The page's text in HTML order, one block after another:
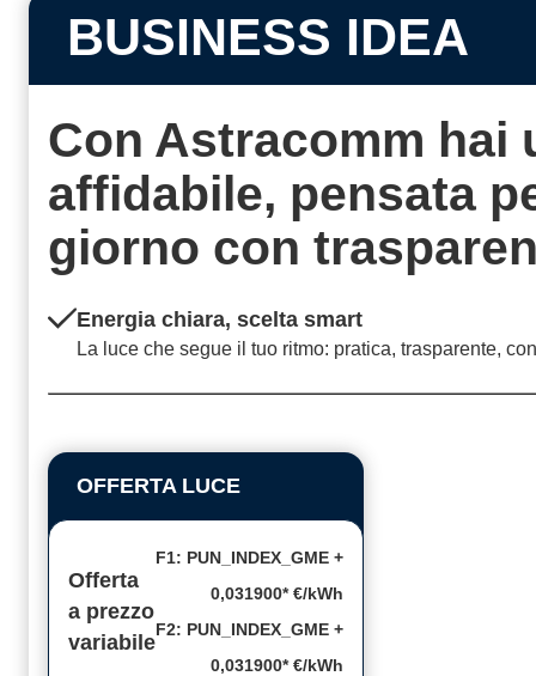
BUSINESS IDEA
Con Astracomm hai
affidabile, pensata
giorno con
Energia chiara, scelta smart
La luce che segue il tuo ritmo: pratica, trasparente,
OFFERTA LUCE
Offerta
a prezzo
variabile
F1: PUN_INDEX_GME +
0,031900* €/kWh
F2: PUN_INDEX_GME +
0,031900* €/kWh